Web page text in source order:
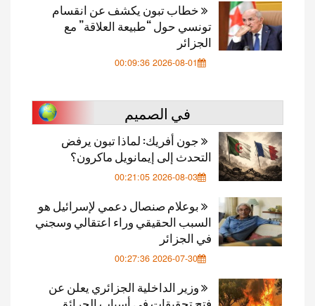
خطاب تبون يكشف عن انقسام
تونسي حول “طبيعة العلاقة” مع
الجزائر
2026-08-01 00:09:36
في الصميم
جون أفريك: لماذا تبون يرفض
التحدث إلى إيمانويل ماكرون؟
2026-08-03 00:21:05
بوعلام صنصال دعمي لإسرائيل هو
السبب الحقيقي وراء اعتقالي وسجني
في الجزائر
2026-07-30 00:27:36
وزير الداخلية الجزائري يعلن عن